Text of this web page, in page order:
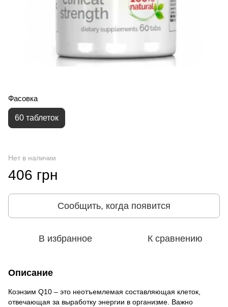
Фасовка
60 таблеток
Нет в наличии
406 грн
Сообщить, когда появится
В избранное К сравнению
Описание
Коэнзим Q10 – это неотъемлемая составляющая клеток,
отвечающая за выработку энергии в организме. Важно